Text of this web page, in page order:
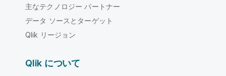
主なテクノロジー パートナー
データ ソースとターゲット
Qlik リージョン
Qlik について